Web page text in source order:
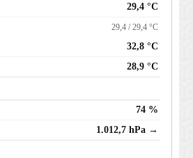
29,4 °C
29,4 / 29,4 °C
32,8 °C
28,9 °C
74 %
1.012,7 hPa →